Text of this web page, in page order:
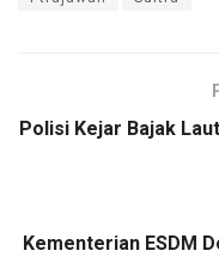
Polisi Kejar Bajak
Kementerian ESDM